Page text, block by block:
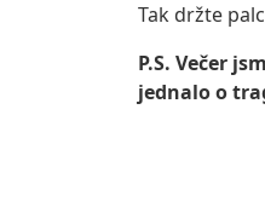
Tak držte
P.S. Večer
jednalo o